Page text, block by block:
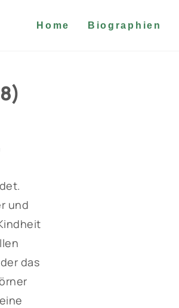
Home Biographien
und
das